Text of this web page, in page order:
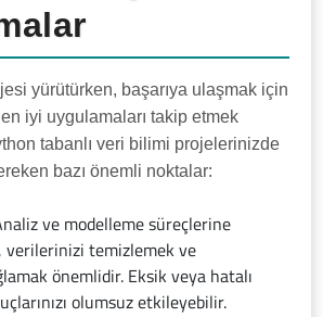
yürütürken, başarıya ulaşmak için
iyi uygulamaları takip etmek
tabanlı veri bilimi projelerinizde
bazı önemli noktalar:
ve modelleme süreçlerine
verilerinizi temizlemek ve
önemlidir. Eksik veya hatalı
olumsuz etkileyebilir.